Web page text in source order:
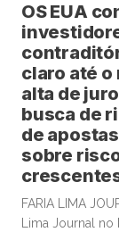
OS EUA
claro até
alta de
busca de
de
sobre
FARIA LIMA
Lima Journal no